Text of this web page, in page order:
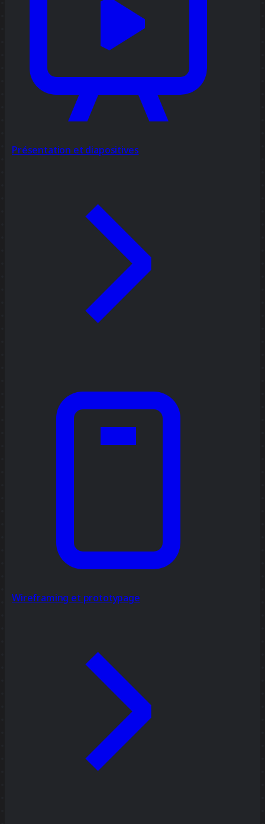
Présentation et diapositives
Wireframing et prototypage